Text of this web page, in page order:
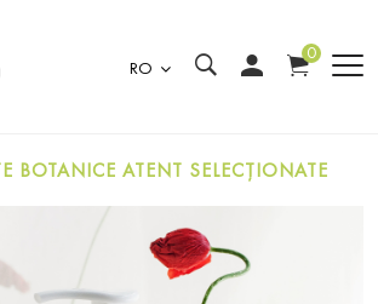
RO
0
BOTANICE ATENT SELECȚIONATE